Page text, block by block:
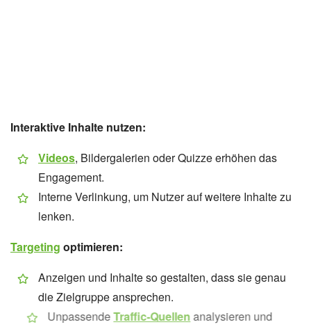
Interaktive Inhalte nutzen:
Videos, Bildergalerien oder Quizze erhöhen das
Engagement.
Interne Verlinkung, um Nutzer auf weitere Inhalte zu
lenken.
Targeting optimieren:
Anzeigen und Inhalte so gestalten, dass sie genau
die Zielgruppe ansprechen.
UnpassendeTraffic-Quellenanalysieren und